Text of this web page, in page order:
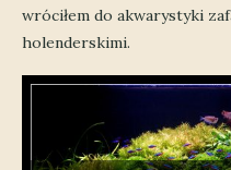
wróciłem do akwarystyki
holenderskimi.